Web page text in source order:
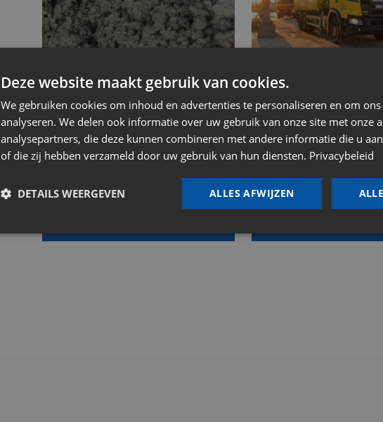
Drainerend schraal
beton
Test ons demomodel uit in ons
buitentoonpark!
Droge beton
Contacteer ons voor
Deze website maakt gebruik van cookies.
We gebruiken cookies om inhoud en advertenties te personaliseren en om
analyseren. We delen ook informatie over uw gebruik van onze site met onze
analysepartners, die deze kunnen combineren met andere informatie die u
of die zij hebben verzameld door uw gebruik van hun diensten. Privacybeleid
ALLES AFWIJZEN
DETAILS WEERGEVEN